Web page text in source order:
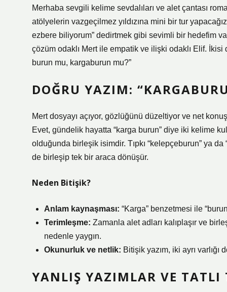
Merhaba sevgili kelime sevdalıları ve alet çantası
atölyelerin vazgeçilmez yıldızına mini bir tur
ezbere biliyorum” dedirtmek gibi sevimli bir hedefim
çözüm odaklı Mert ile empatik ve ilişki odaklı Elif.
burun mu, kargaburun mu?”
DOĞRU YAZIM:
Mert dosyayı açıyor, gözlüğünü düzeltiyor ve net
Evet, gündelik hayatta “karga burun” diye iki kelime
olduğunda birleşik isimdir. Tıpkı “kelepçeburun” ya
de birleşip tek bir araca dönüşür.
Neden Bitişik?
Anlam kaynaşması: “Karga” benzetmesi ile
Terimleşme: Zamanla alet adları kalıplaşır ve
nedenle yaygın.
Okunurluk ve netlik: Bitişik yazım, iki ayrı varlığı
YANLIŞ YAZIMLAR VE TATLI